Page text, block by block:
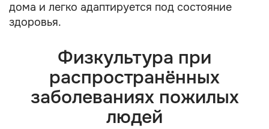
дома и легко адаптируется под состояние
здоровья.
Физкультура при
распространённых
заболеваниях пожилых
людей